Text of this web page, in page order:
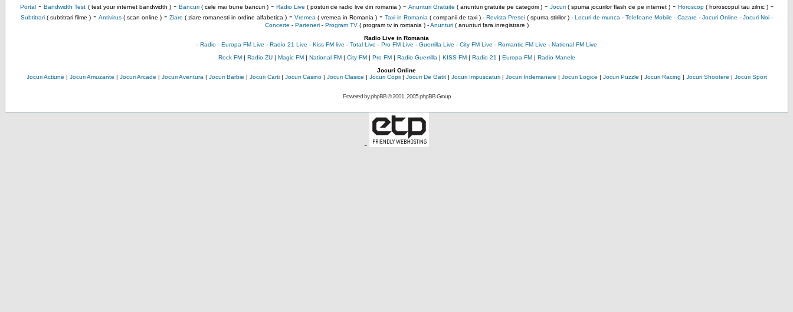
Portal- Bandwidth Test ( test your internet bandwidth )- Bancuri( cele mai bune bancuri )- Radio Live ( posturi de radio live din romania )- Anunturi Gratuite ( anunturi gratuite pe categorii )- Jocuri( spuma jocurilor flash de pe internet )- Horoscop( horoscopul tau zilnic )-
Subtitrari( subtitrari filme )- Antivirus( scan online )- Ziare ( ziare romanesti in ordine alfabetica )- Vremea ( vremea in Romania )- Taxi in Romania ( companii de taxi ) - Revista Presei( spuma stirilor ) - Locuri de munca - Telefoane Mobile - Cazare - Jocuri Online - Jocuri Noi-
Concerte - Parteneri- Program TV( program tv in romania )-Anunturi( anunturi fara inregistrare )
Radio Live in Romania
- Radio- Europa FM Live - Radio 21 Live - Kiss FM live - Total Live - Pro FM Live - Guerrilla Live - City FM Live - Romantic FM Live - National FM Live
Rock FM| Radio ZU| Magic FM| National FM| City FM| Pro FM| Radio Guerrilla | KISS FM| Radio 21 | Europa FM| Radio Manele
Jocuri Online
Jocuri Actiune | Jocuri Amuzante | Jocuri Arcade | Jocuri Aventura | Jocuri Barbie | Jocuri Carti| Jocuri Casino| Jocuri Clasice | Jocuri Copii| Jocuri De Gatit| Jocuri Impuscaturi| Jocuri Indemanare | Jocuri Logice | Jocuri Puzzle | Jocuri Racing | Jocuri Shootere | Jocuri Sport
Powered byphpBB© 2001, 2005 phpBB Group
-